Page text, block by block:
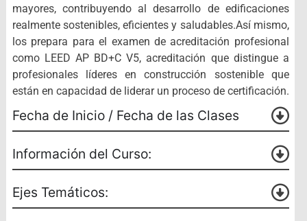
mayores, contribuyendo al desarrollo de edificaciones
realmente sostenibles, eficientes y saludables.Así mismo,
los prepara para el examen de acreditación profesional
como LEED AP BD+C V5, acreditación que distingue a
profesionales líderes en construcción sostenible que
están en capacidad de liderar un proceso de certificación.
Fecha de Inicio / Fecha de las Clases
Información del Curso:
Ejes Temáticos: